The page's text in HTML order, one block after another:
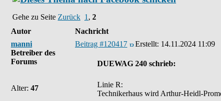
Gehe zu Seite Zurück 1 , 2
Autor
Nachricht
manni
Betreiber des
Forums
Alter: 47
Beitrag #120417 Erstellt: 14.11.2024 11:09
DUEWAG 240 schrieb:
Linie R:
Technikerhaus wird Arthur-Heidl-